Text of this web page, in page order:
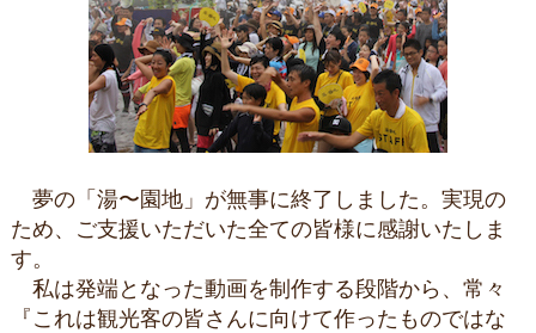
夢の「湯〜園地」が無事に終了しました。実現の
ため、ご支援いただいた全ての皆様に感謝いたしま
す。
私は発端となった動画を制作する段階から、常々
『これは観光客の皆さんに向けて作ったものではな